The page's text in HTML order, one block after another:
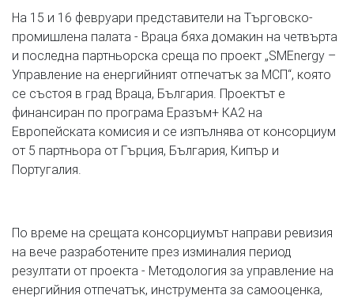
На 15 и 16 февруари представители на Търговско-
промишлена палата - Враца бяха домакин на четвърта
и последна партньорска среща по проект „SMEnergy –
Управление на енергийният отпечатък за МСП“, която
се състоя в град Враца, България. Проектът е
финансиран по програма Еразъм+ КА2 на
Европейската комисия и се изпълнява от консорциум
от 5 партньора от Гърция, България, Кипър и
Португалия.
По време на срещата консорциумът направи ревизия
на вече разработените през изминалия период
резултати от проекта - Методология за управление на
енергийния отпечатък, инструмента за самооценка,